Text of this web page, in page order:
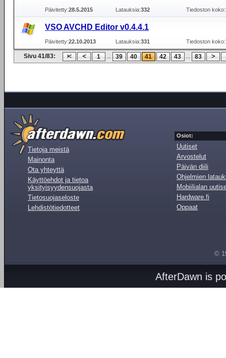
Päivitetty:28.5.2015 Latauksia:332 Tiedoston koko:
VSO AVCHD Editor v0.4.4.1
Päivitetty:22.10.2013 Latauksia:331 Tiedoston koko:
Sivu 41/83: 1 ... 39 40 41 42 43 ... 83
Tietoja meistä
Mainonta
Ota yhteyttä
Käyttöehdot ja tietoa
yksityisyydensuojasta
Tietosuojaseloste
Lehdistötiedotteet
Osiot:
Uutiset
Arvostelut
Päivän diili
Ohjelmien
Mobiilialan
Hardware.fi
Oppaat
©
AfterDawn is